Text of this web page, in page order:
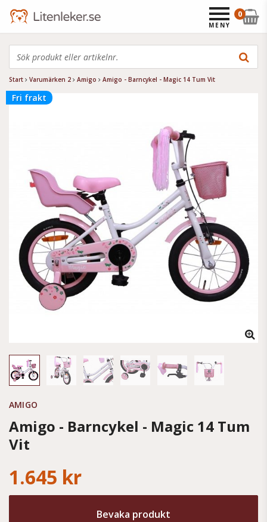
Start Varumärken 2 Amigo Amigo - Barncykel - Magic 14 Tum Vit
Fri frakt
AMIGO
Amigo - Barncykel - Magic 14 Tum
Vit
1.645 kr
Bevaka produkt
0
MENY